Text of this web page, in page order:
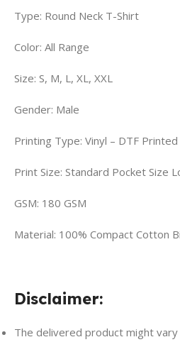
Type: Round Neck T-Shirt
Color: All Range
Size: S, M, L, XL, XXL
Gender: Male
Printing Type: Vinyl – DTF Printed
Print Size: Standard Pocket Size
GSM: 180 GSM
Material: 100% Compact Cotton
Disclaimer:
The delivered product might